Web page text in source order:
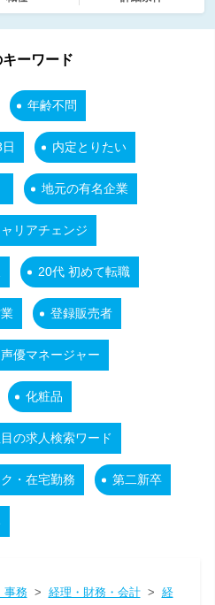
ーワード
年齢不問
内定とりたい
地元の有名企業
リアチェンジ
20代 初めて転職
登録販売者
声優マネージャー
化粧品
の求人検索ワード
・在宅勤務 第二新卒
事務> 経理・財務・会計> 経